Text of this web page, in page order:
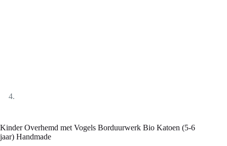
Kinder Overhemd met Vogels Borduurwerk Bio Katoen (5-6
jaar) Handmade